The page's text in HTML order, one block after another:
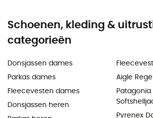
Schoenen, kleding &
categorieën
Donsjassen dames
Parkas dames
Fleecevesten dames
Donsjassen heren
Aigle
Pyrenex